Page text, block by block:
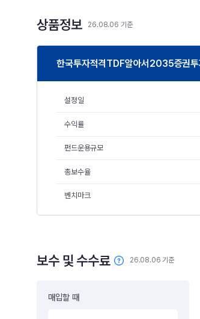
상품정보 26.08.06 기준
한국투자적격TDF알아서2035증권
설정일
수익률
펀드운용규모
총보수율
벤치마크
보수 및 수수료 26.08.06 기준
매입할 때